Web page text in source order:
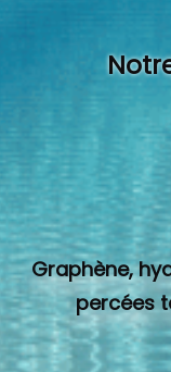
Graphène,
percées